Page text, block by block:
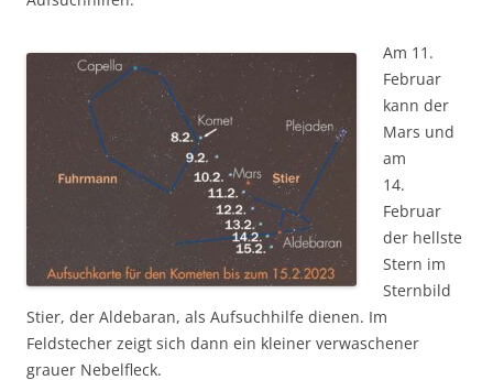
Am 11.
Februar
kann der
Mars und
am
14.
Februar
der hellste
Stern im
Sternbild
Stier, der Aldebaran, als Aufsuchhilfe dienen. Im
Feldstecher zeigt sich dann ein kleiner verwaschener
grauer Nebelfleck.